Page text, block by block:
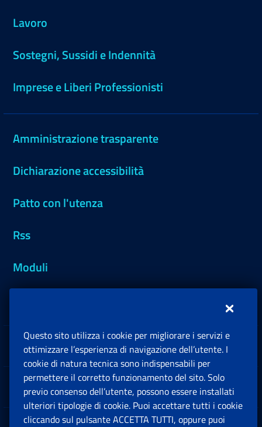
Lavoro
Sostegni, Sussidi e Indennità
Imprese e Liberi Professionisti
Amministrazione trasparente
Dichiarazione accessibilità
Patto con l'utenza
Rss
Moduli
Sedi e Contatti
Software
Questo sito utilizza i cookie per migliorare i servizi e
ottimizzare l’esperienza di navigazione dell’utente. I
cookie di natura tecnica sono indispensabili per
permettere il corretto funzionamento del sito. Solo
previo consenso dell’utente, possono essere installati
ulteriori tipologie di cookie. Puoi accettare tutti i cookie
cliccando sul pulsante ACCETTA TUTTI, oppure puoi